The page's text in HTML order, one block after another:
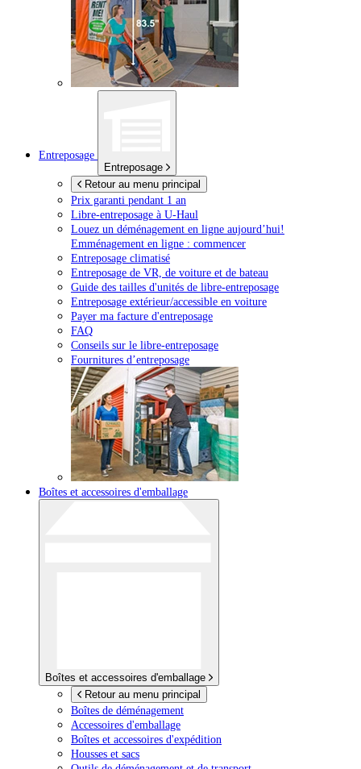
Entreposage
Entreposage
Retour au menu principal
Prix garanti pendant 1 an
Libre-entreposage à U-Haul
Louez un déménagement en ligne aujourd’hui!
Emménagement en ligne : commencer
Entreposage climatisé
Entreposage de VR, de voiture et de bateau
Guide des tailles d'unités de libre-entreposage
Entreposage extérieur/accessible en voiture
Payer ma facture d'entreposage
FAQ
Conseils sur le libre-entreposage
Fournitures d’entreposage
Boîtes et accessoires d'emballage
Boîtes et accessoires d'emballage
Retour au menu principal
Boîtes de déménagement
Accessoires d'emballage
Boîtes et accessoires d'expédition
Housses et sacs